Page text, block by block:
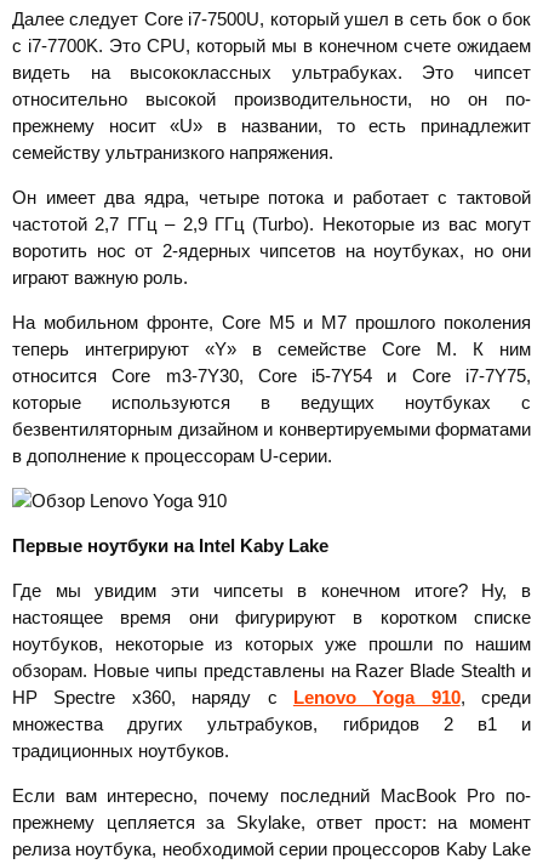
Далее следует Core i7-7500U, который ушел в сеть бок о бок
с i7-7700K. Это CPU, который мы в конечном счете ожидаем
видеть на высококлассных ультрабуках. Это чипсет
относительно высокой производительности, но он по-
прежнему носит «U» в названии, то есть принадлежит
семейству ультранизкого напряжения.
Он имеет два ядра, четыре потока и работает с тактовой
частотой 2,7 ГГц – 2,9 ГГц (Turbo). Некоторые из вас могут
воротить нос от 2-ядерных чипсетов на ноутбуках, но они
играют важную роль.
На мобильном фронте, Core M5 и M7 прошлого поколения
теперь интегрируют «Y» в семействе Core M. К ним
относится Core m3-7Y30, Core i5-7Y54 и Core i7-7Y75,
которые используются в ведущих ноутбуках с
безвентиляторным дизайном и конвертируемыми форматами
в дополнение к процессорам U-серии.
Первые ноутбуки на Intel Kaby Lake
Где мы увидим эти чипсеты в конечном итоге? Ну, в
настоящее время они фигурируют в коротком списке
ноутбуков, некоторые из которых уже прошли по нашим
обзорам. Новые чипы представлены на Razer Blade Stealth и
HP Spectre x360, наряду с Lenovo Yoga 910, среди
множества других ультрабуков, гибридов 2 в1 и
традиционных ноутбуков.
Если вам интересно, почему последний MacBook Pro по-
прежнему цепляется за Skylake, ответ прост: на момент
релиза ноутбука, необходимой серии процессоров Kaby Lake